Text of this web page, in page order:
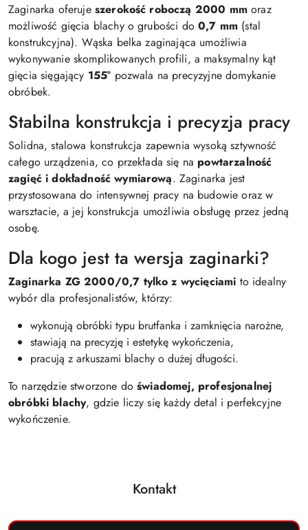
Zaginarka oferuje szerokość roboczą 2000 mmoraz
możliwość gięcia blachy o grubości do0,7 mm (stal
konstrukcyjna). Wąska belka zaginająca umożliwia
wykonywanie skomplikowanych profili, a maksymalny kąt
gięcia sięgający 155° pozwala na precyzyjne domykanie
obróbek.
Stabilna konstrukcja i precyzja pracy
Solidna, stalowa konstrukcja zapewnia wysoką sztywność
całego urządzenia, co przekłada się na powtarzalność
zagięć i dokładność wymiarową. Zaginarka jest
przystosowana do intensywnej pracy na budowie oraz w
warsztacie, a jej konstrukcja umożliwia obsługę przez jedną
osobę.
Dla kogo jest ta wersja zaginarki?
Zaginarka ZG 2000/0,7 tylko z wycięciami to idealny
wybór dla profesjonalistów, którzy:
wykonują obróbki typu brutfanka i zamknięcia narożne,
stawiają na precyzję i estetykę wykończenia,
pracują z arkuszami blachy o dużej długości.
To narzędzie stworzone doświadomej, profesjonalnej
obróbki blachy, gdzie liczy się każdy detal i perfekcyjne
wykończenie.
Kontakt